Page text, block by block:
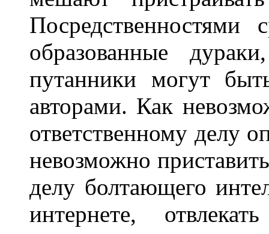
Посредственностями
образованные
путанники могут
авторами. Как
ответственному делу
невозможно
делу болтающего
интернете,